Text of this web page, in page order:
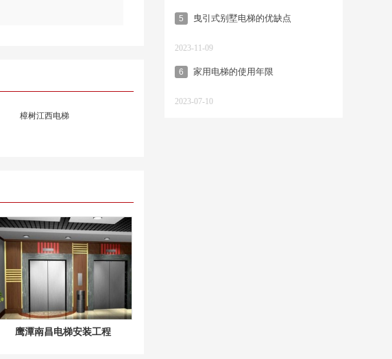
樟树江西电梯
鹰潭南昌电梯安装工程
5 曳引式别墅电梯的优缺点
2023-11-09
6 家用电梯的使用年限
2023-07-10